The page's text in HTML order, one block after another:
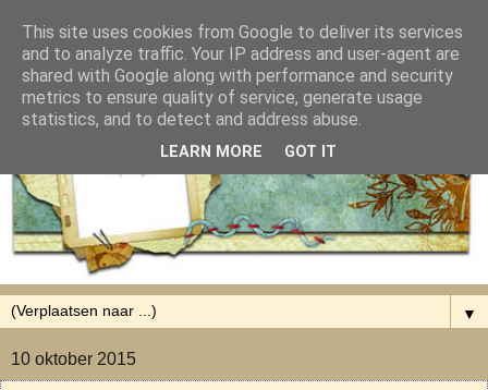
▼
10 oktober 2015
This site uses cookies from Google to deliver its services
and to analyze traffic. Your IP address and user-agent are
shared with Google along with performance and security
metrics to ensure quality of service, generate usage
statistics, and to detect and address abuse.
LEARN MORE GOT IT